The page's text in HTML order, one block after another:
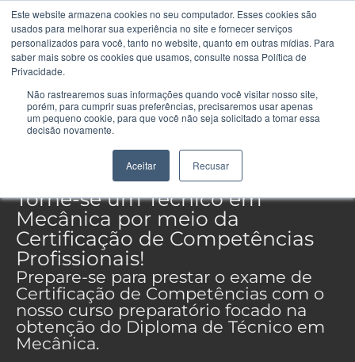
Este website armazena cookies no seu computador. Esses cookies são
usados ​​para melhorar sua experiência no site e fornecer serviços
personalizados para você, tanto no website, quanto em outras mídias. Para
saber mais sobre os cookies que usamos, consulte nossa Política de
Privacidade.
Não rastrearemos suas informações quando você visitar nosso site,
porém, para cumprir suas preferências, precisaremos usar apenas
um pequeno cookie, para que você não seja solicitado a tomar essa
decisão novamente.
Aceitar Recusar
Preparatório para
Certificação de Competências
Profissionais
em Mecânica
Torne-se um Técnico em
Mecânica por meio da
Certificação de Competências
Profissionais!
Prepare-se para prestar o exame de
Certificação de Competências com o
nosso curso preparatório focado na
obtenção do Diploma de Técnico em
Mecânica.